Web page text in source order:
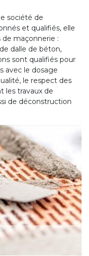
société de
et qualifiés, elle
maçonnerie :
dalle de béton,
sont qualifiés pour
avec le dosage
le respect des
les travaux de
de déconstruction